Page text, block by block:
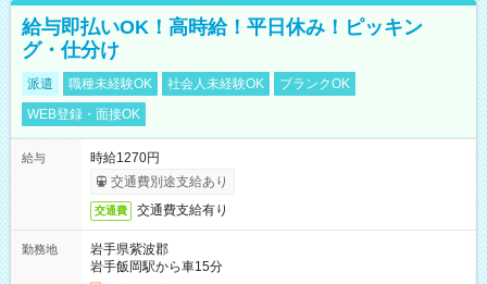
給与即払いOK！高時給！平日休み！ピッキン
グ・仕分け
派遣 職種未経験OK 社会人未経験OK
ブランクOK
WEB登録・面接OK
給与
時給1270円
交通費別途支給あり
交通費 交通費支給有り
勤務地
岩手県紫波郡
岩手飯岡駅から車15分